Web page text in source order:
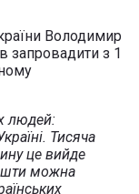
Володимир
запровадити з 1
людей:
Тисяча
це вийде
можна